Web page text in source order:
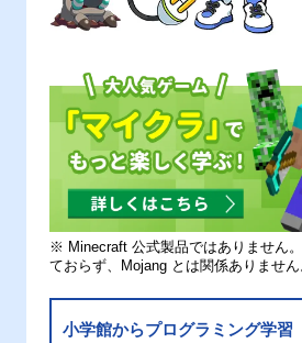
※ Minecraft 公式製品ではありません
ておらず、Mojang とは関係ありません
小学館からプログラミング学習